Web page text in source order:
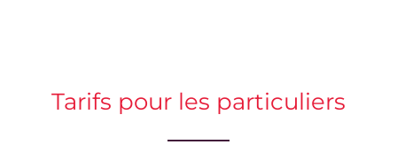
Tarifs pour les particuliers